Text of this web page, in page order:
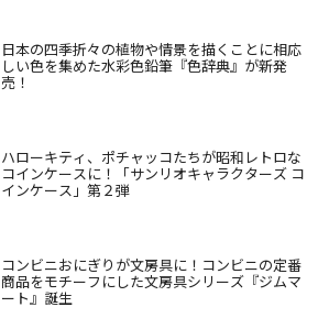
日本の四季折々の植物や情景を描くことに相応
しい色を集めた水彩色鉛筆『色辞典』が新発
売！
ハローキティ、ポチャッコたちが昭和レトロな
コインケースに！「サンリオキャラクターズ コ
インケース」第２弾
コンビニおにぎりが文房具に！コンビニの定番
商品をモチーフにした文房具シリーズ『ジムマ
ート』誕生